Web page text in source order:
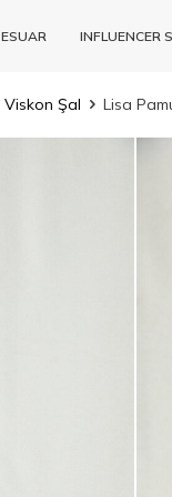
INFLUENCER
Viskon Şal Lisa